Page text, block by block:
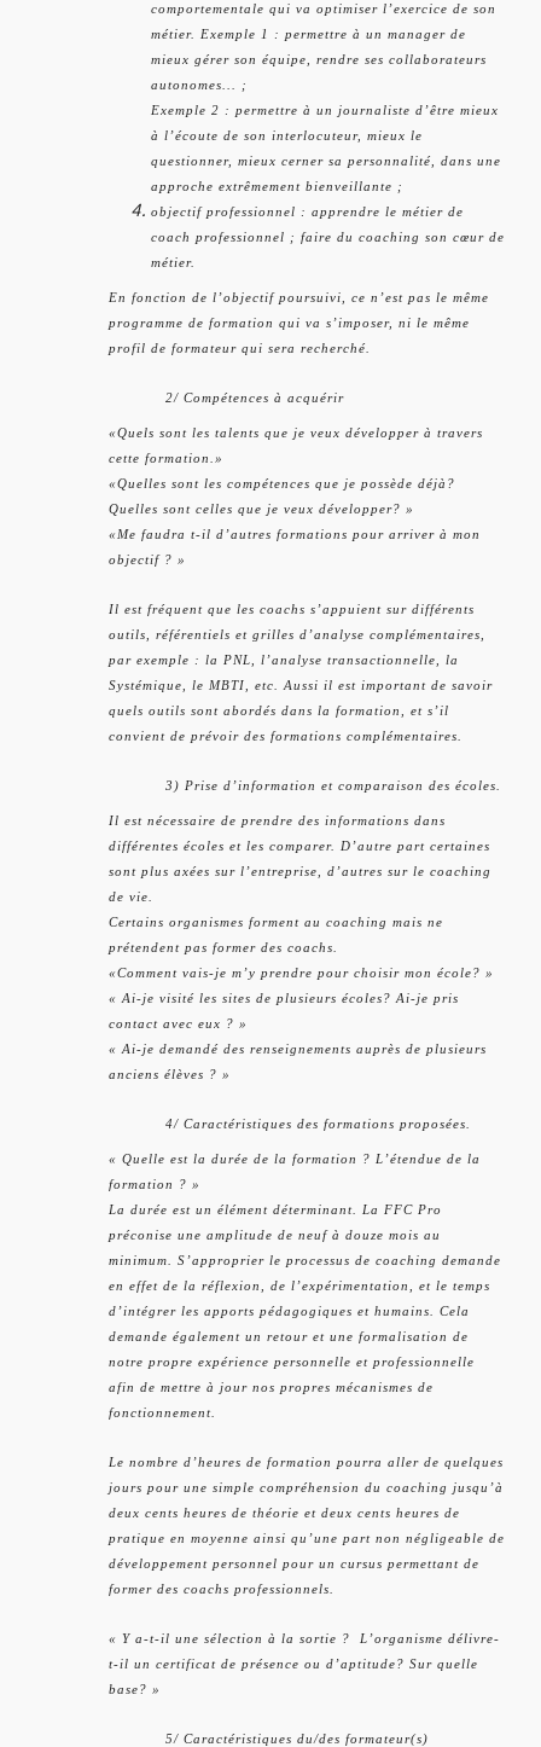
comportementale qui va optimiser l’exercice de son
métier. Exemple 1 : permettre à un manager de
mieux gérer son équipe, rendre ses collaborateurs
autonomes... ;
Exemple 2 : permettre à un journaliste d’être mieux
à l’écoute de son interlocuteur, mieux le
questionner, mieux cerner sa personnalité, dans une
approche extrêmement bienveillante ;
objectif professionnel : apprendre le métier de
coach professionnel ; faire du coaching son cœur de
métier.
En fonction de l’objectif poursuivi, ce n’est pas le même
programme de formation qui va s’imposer, ni le même
profil de formateur qui sera recherché.
2/ Compétences à acquérir
«Quels sont les talents que je veux développer à travers
cette formation.»
«Quelles sont les compétences que je possède déjà?
Quelles sont celles que je veux développer? »
«Me faudra t-il d’autres formations pour arriver à mon
objectif ? »
Il est fréquent que les coachs s’appuient sur différents
outils, référentiels et grilles d’analyse complémentaires,
par exemple : la PNL, l’analyse transactionnelle, la
Systémique, le MBTI, etc. Aussi il est important de savoir
quels outils sont abordés dans la formation, et s’il
convient de prévoir des formations complémentaires.
3) Prise d’information et comparaison des écoles.
Il est nécessaire de prendre des informations dans
différentes écoles et les comparer. D’autre part certaines
sont plus axées sur l’entreprise, d’autres sur le coaching
de vie.
Certains organismes forment au coaching mais ne
prétendent pas former des coachs.
«Comment vais-je m’y prendre pour choisir mon école? »
« Ai-je visité les sites de plusieurs écoles? Ai-je pris
contact avec eux ? »
« Ai-je demandé des renseignements auprès de plusieurs
anciens élèves ? »
4/ Caractéristiques des formations proposées.
« Quelle est la durée de la formation ? L’étendue de la
formation ? »
La durée est un élément déterminant. La FFC Pro
préconise une amplitude de neuf à douze mois au
minimum. S’approprier le processus de coaching demande
en effet de la réflexion, de l’expérimentation, et le temps
d’intégrer les apports pédagogiques et humains. Cela
demande également un retour et une formalisation de
notre propre expérience personnelle et professionnelle
afin de mettre à jour nos propres mécanismes de
fonctionnement.
Le nombre d’heures de formation pourra aller de quelques
jours pour une simple compréhension du coaching jusqu’à
deux cents heures de théorie et deux cents heures de
pratique en moyenne ainsi qu’une part non négligeable de
développement personnel pour un cursus permettant de
former des coachs professionnels.
« Y a-t-il une sélection à la sortie ? L’organisme délivre-
t-il un certificat de présence ou d’aptitude? Sur quelle
base? »
5/ Caractéristiques du/des formateur(s)